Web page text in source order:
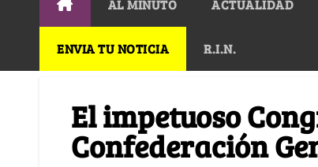
AL MINUTO ACTUALIDAD
ENVIA TU NOTICIA R.I.N.
El impetuoso
Confederación